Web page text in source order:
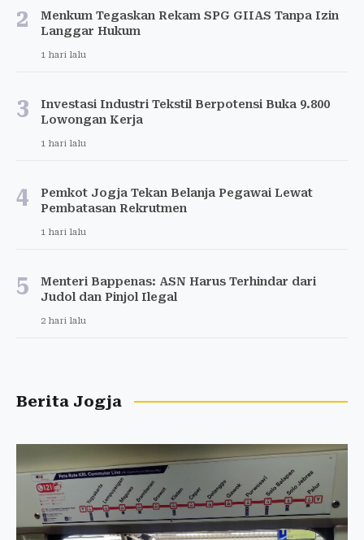
2
Menkum Tegaskan Rekam SPG GIIAS Tanpa Izin
Langgar Hukum
1 hari lalu
3
Investasi Industri Tekstil Berpotensi Buka 9.800
Lowongan Kerja
1 hari lalu
4
Pemkot Jogja Tekan Belanja Pegawai Lewat
Pembatasan Rekrutmen
1 hari lalu
5
Menteri Bappenas: ASN Harus Terhindar dari
Judol dan Pinjol Ilegal
2 hari lalu
Berita Jogja